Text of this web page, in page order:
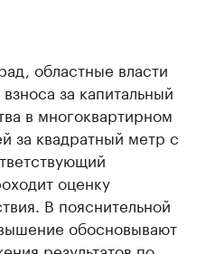
областные власти
за капитальный
в многоквартирном
за квадратный метр с
оценку
В пояснительной
обосновывают